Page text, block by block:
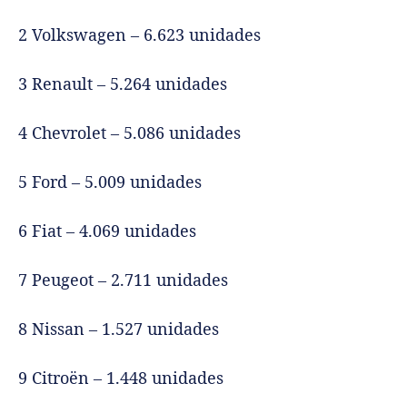
2 Volkswagen – 6.623 unidades
3 Renault – 5.264 unidades
4 Chevrolet – 5.086 unidades
5 Ford – 5.009 unidades
6 Fiat – 4.069 unidades
7 Peugeot – 2.711 unidades
8 Nissan – 1.527 unidades
9 Citroën – 1.448 unidades